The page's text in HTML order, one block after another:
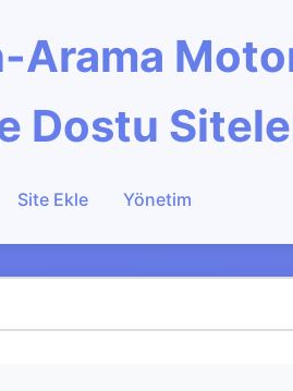
Dostu
Site Ekle Yönetim